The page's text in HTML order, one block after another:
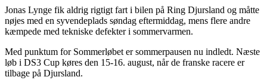
Jonas Lynge fik aldrig rigtigt fart i bilen på Ring Djursland og måtte
nøjes med en syvendeplads søndag eftermiddag, mens flere andre
kæmpede med tekniske defekter i sommervarmen.
Med punktum for Sommerløbet er sommerpausen nu indledt. Næste
løb i DS3 Cup køres den 15-16. august, når de franske racere er
tilbage på Djursland.